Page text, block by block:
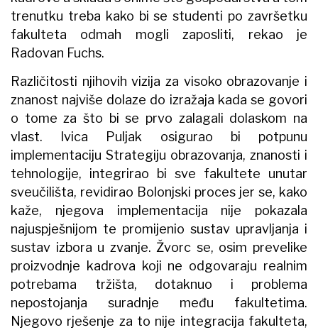
trenutku treba kako bi se studenti po završetku
fakulteta odmah mogli zaposliti, rekao je
Radovan Fuchs.
Različitosti njihovih vizija za visoko obrazovanje i
znanost najviše dolaze do izražaja kada se govori
o tome za što bi se prvo zalagali dolaskom na
vlast. Ivica Puljak osigurao bi potpunu
implementaciju Strategiju obrazovanja, znanosti i
tehnologije, integrirao bi sve fakultete unutar
sveučilišta, revidirao Bolonjski proces jer se, kako
kaže, njegova implementacija nije pokazala
najuspješnijom te promijenio sustav upravljanja i
sustav izbora u zvanje. Žvorc se, osim prevelike
proizvodnje kadrova koji ne odgovaraju realnim
potrebama tržišta, dotaknuo i problema
nepostojanja suradnje među fakultetima.
Njegovo rješenje za to nije integracija fakulteta,